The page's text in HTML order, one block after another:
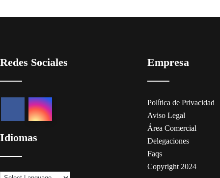
Redes Sociales
Idiomas
Empresa
Política de Privacidad
Aviso Legal
Área Comercial
Delegaciones
Faqs
Copyright 2024